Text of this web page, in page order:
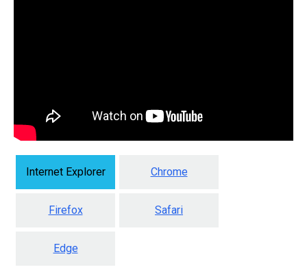
Internet Explorer Chrome
Firefox Safari
Edge